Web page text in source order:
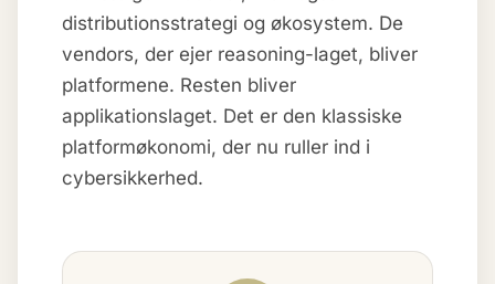
distributionsstrategi og økosystem. De
vendors, der ejer reasoning-laget, bliver
platformene. Resten bliver
applikationslaget. Det er den klassiske
platformøkonomi, der nu ruller ind i
cybersikkerhed.